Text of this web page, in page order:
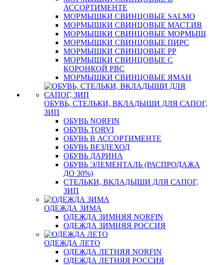
АССОРТИМЕНТЕ
МОРМЫШКИ СВИНЦОВЫЕ SALMO
МОРМЫШКИ СВИНЦОВЫЕ МАСТ.ИВ
МОРМЫШКИ СВИНЦОВЫЕ МОРМЫШ
МОРМЫШКИ СВИНЦОВЫЕ ПИРС
МОРМЫШКИ СВИНЦОВЫЕ РР
МОРМЫШКИ СВИНЦОВЫЕ С
КОРОНКОЙ РВС
МОРМЫШКИ СВИНЦОВЫЕ ЯМАН
ОБУВЬ, СТЕЛЬКИ, ВКЛАДЫШИ ДЛЯ САПОГ,
ЗИП
ОБУВЬ NORFIN
ОБУВЬ TORVI
ОБУВЬ В АССОРТИМЕНТЕ
ОБУВЬ ВЕЗДЕХОД
ОБУВЬ ДАРИНА
ОБУВЬ ЭЛЕМЕНТАЛЬ (РАСПРОДАЖА
ДО 30%)
СТЕЛЬКИ, ВКЛАДЫШИ ДЛЯ САПОГ,
ЗИП
ОДЕЖДА ЗИМА
ОДЕЖДА ЗИМНЯЯ NORFIN
ОДЕЖДА ЗИМНЯЯ РОССИЯ
ОДЕЖДА ЛЕТО
ОДЕЖДА ЛЕТНЯЯ NORFIN
ОДЕЖДА ЛЕТНЯЯ РОССИЯ